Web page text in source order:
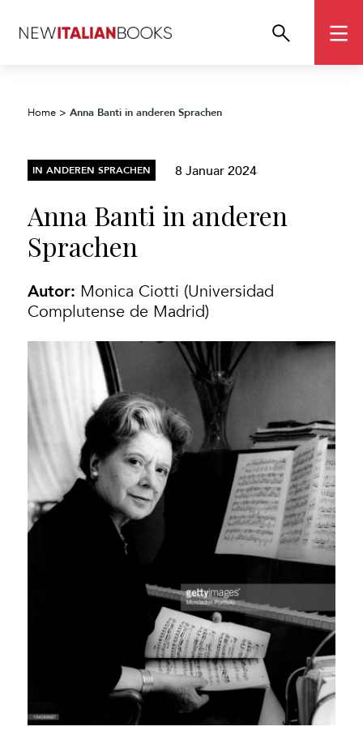
Home >Anna Banti in anderen Sprachen
IN ANDEREN SPRACHEN 8 Januar 2024
Anna Banti in anderen
Sprachen
Autor: Monica Ciotti (Universidad
Complutense de Madrid)